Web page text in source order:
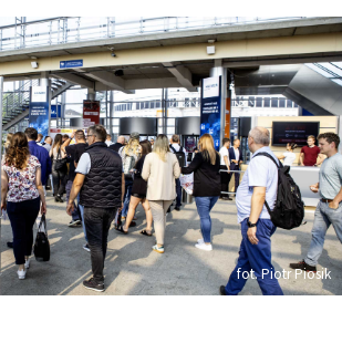
fot. Piotr Piosik